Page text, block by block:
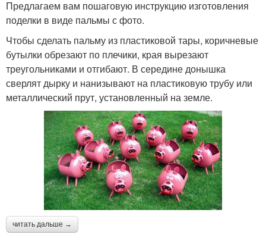
Предлагаем вам пошаговую инструкцию изготовления
поделки в виде пальмы с фото.
Чтобы сделать пальму из пластиковой тары, коричневые
бутылки обрезают по плечики, края вырезают
треугольниками и отгибают. В середине донышка
сверлят дырку и нанизывают на пластиковую трубу или
металлический прут, установленный на земле.
читать дальше →